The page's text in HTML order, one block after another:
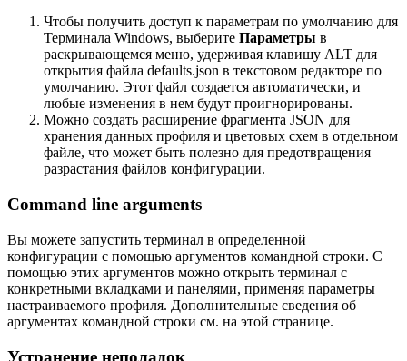
Чтобы получить доступ к параметрам по умолчанию для
Терминала Windows, выберите Параметры в
раскрывающемся меню, удерживая клавишу ALT для
открытия файла defaults.json в текстовом редакторе по
умолчанию. Этот файл создается автоматически, и
любые изменения в нем будут проигнорированы.
Можно создать расширение фрагмента JSON для
хранения данных профиля и цветовых схем в отдельном
файле, что может быть полезно для предотвращения
разрастания файлов конфигурации.
Command line arguments
Вы можете запустить терминал в определенной
конфигурации с помощью аргументов командной строки. С
помощью этих аргументов можно открыть терминал с
конкретными вкладками и панелями, применяя параметры
настраиваемого профиля. Дополнительные сведения об
аргументах командной строки см. на этой странице.
Устранение неполадок